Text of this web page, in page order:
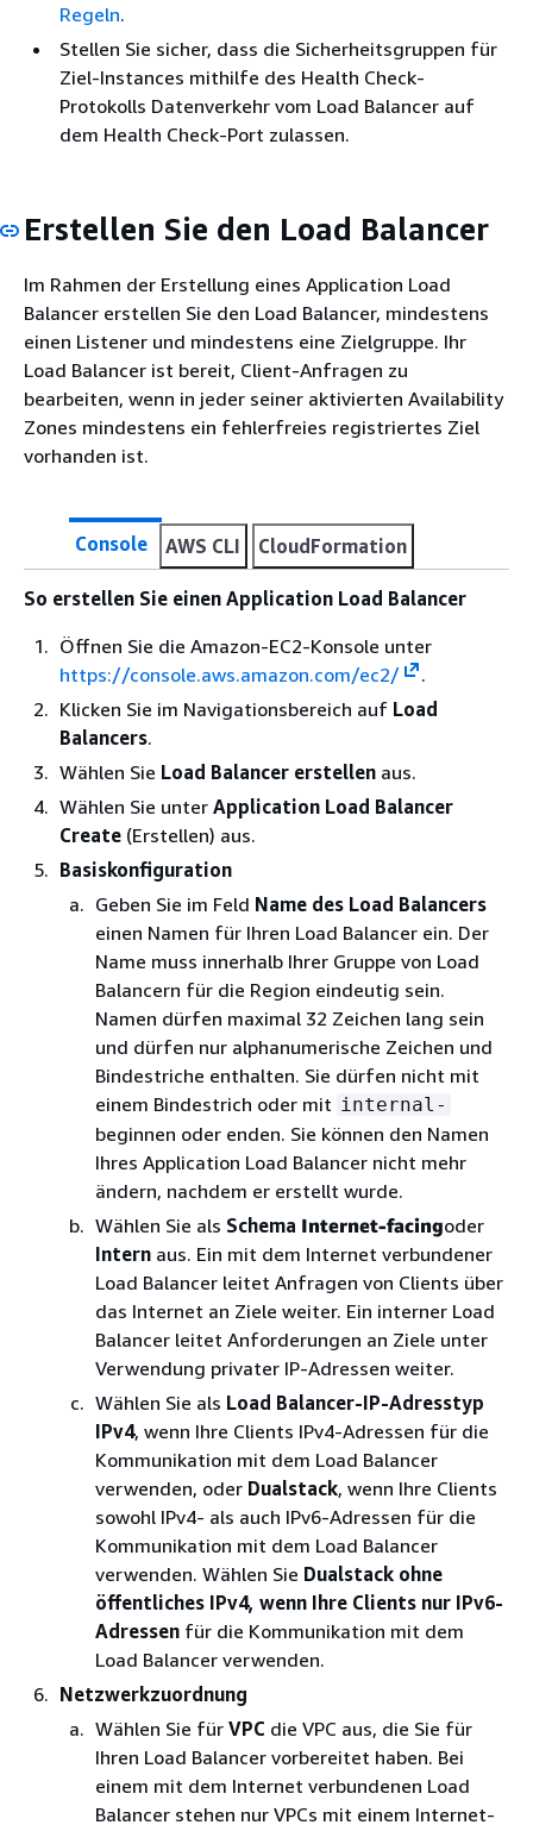
Regeln.
Stellen Sie sicher, dass die Sicherheitsgruppen für
Ziel-Instances mithilfe des Health Check-
Protokolls Datenverkehr vom Load Balancer auf
dem Health Check-Port zulassen.
Erstellen Sie den Load Balancer
Im Rahmen der Erstellung eines Application Load
Balancer erstellen Sie den Load Balancer, mindestens
einen Listener und mindestens eine Zielgruppe. Ihr
Load Balancer ist bereit, Client-Anfragen zu
bearbeiten, wenn in jeder seiner aktivierten Availability
Zones mindestens ein fehlerfreies registriertes Ziel
vorhanden ist.
Console AWS CLI CloudFormation
So erstellen Sie einen Application Load Balancer
Öffnen Sie die Amazon-EC2-Konsole unter
https://console.aws.amazon.com/ec2/
.
Klicken Sie im Navigationsbereich auf Load
Balancers.
Wählen Sie Load Balancer erstellen aus.
Wählen Sie unter Application Load Balancer
Create (Erstellen) aus.
Basiskonfiguration
Geben Sie im Feld Name des Load Balancers
einen Namen für Ihren Load Balancer ein. Der
Name muss innerhalb Ihrer Gruppe von Load
Balancern für die Region eindeutig sein.
Namen dürfen maximal 32 Zeichen lang sein
und dürfen nur alphanumerische Zeichen und
Bindestriche enthalten. Sie dürfen nicht mit
einem Bindestrich oder mit internal-
beginnen oder enden. Sie können den Namen
Ihres Application Load Balancer nicht mehr
ändern, nachdem er erstellt wurde.
Wählen Sie als Schema Internet-facingoder
Intern aus. Ein mit dem Internet verbundener
Load Balancer leitet Anfragen von Clients über
das Internet an Ziele weiter. Ein interner Load
Balancer leitet Anforderungen an Ziele unter
Verwendung privater IP-Adressen weiter.
Wählen Sie als Load Balancer-IP-Adresstyp
IPv4, wenn Ihre Clients IPv4-Adressen für die
Kommunikation mit dem Load Balancer
verwenden, oder Dualstack, wenn Ihre Clients
sowohl IPv4- als auch IPv6-Adressen für die
Kommunikation mit dem Load Balancer
verwenden. Wählen Sie Dualstack ohne
öffentliches IPv4, wenn Ihre Clients nur IPv6-
Adressen für die Kommunikation mit dem
Load Balancer verwenden.
Netzwerkzuordnung
Wählen Sie für VPC die VPC aus, die Sie für
Ihren Load Balancer vorbereitet haben. Bei
einem mit dem Internet verbundenen Load
Balancer stehen nur VPCs mit einem Internet-